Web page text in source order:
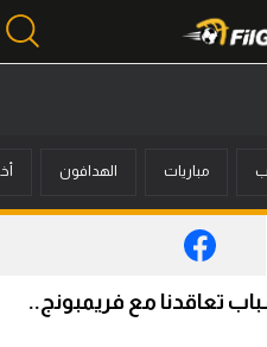
مباريات الهدافون
تعاقدنا مع فريمبونج..